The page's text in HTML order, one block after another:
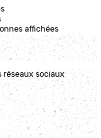
affichées
réseaux sociaux